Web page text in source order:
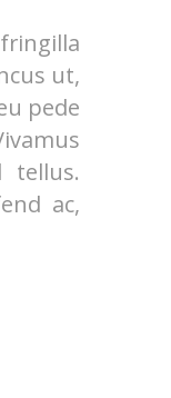
ut,
pede
tellus.
ac,